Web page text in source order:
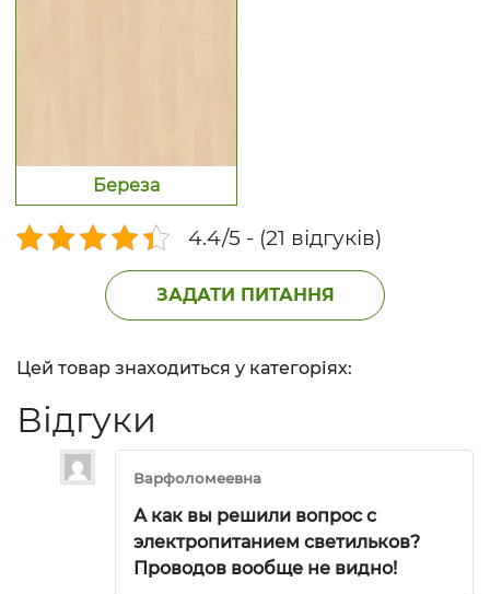
Береза
4.4/5 - (21 відгуків)
ЗАДАТИ ПИТАННЯ
Цей товар знаходиться у категоріях:
Відгуки
Варфоломеевна
А как вы решили вопрос с
электропитанием светильков?
Проводов вообще не видно!